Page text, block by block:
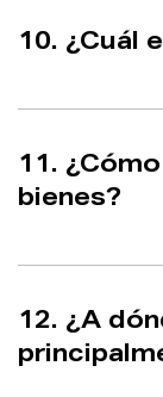
10. ¿Cuál
11.
bienes?
12. ¿A